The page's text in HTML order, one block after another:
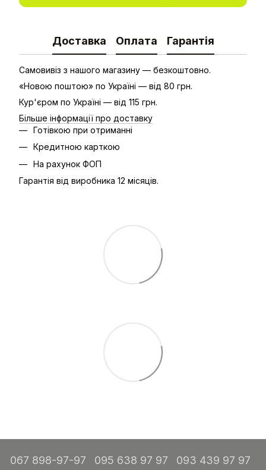
Доставка Оплата Гарантія
Самовивіз з нашого магазину — безкоштовно.
«Новою поштою» по Україні — від 80 грн.
Кур'єром по Україні — від 115 грн.
Більше інформації про доставку
Готівкою при отриманні
Кредитною карткою
На рахунок ФОП
Гарантія від виробника 12 місяців.
067 898-97-97 095 638 97 97 093 439 97 97